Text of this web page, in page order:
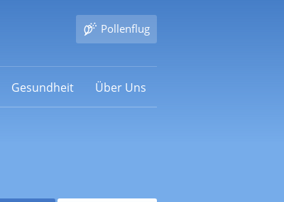
Pollenflug
Gesundheit Über Uns